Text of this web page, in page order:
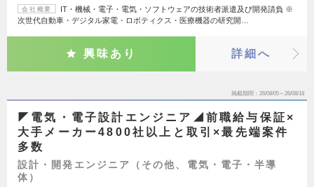
会社概要
IT・機械・電子・電気・ソフトウェアの技術者派遣及び開発請負 ※
次世代自動車・デジタル家電・ロボティクス・医療機器の研究開…
興味あり 詳細へ
掲載期間 26/08/05～26/08/18
◤電気・電子設計エンジニア◢前職給与保証×
大手メーカー4800社以上と取引×最先端案件
多数
設計・開発エンジニア（その他、電気・電子・半導
体）